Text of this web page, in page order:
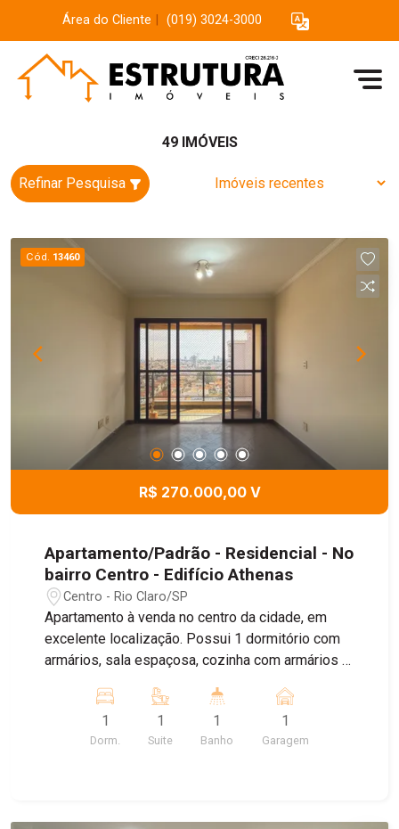
Área do Cliente (019) 3024-3000
49 IMÓVEIS
Refinar Pesquisa
Cód. 13460
R$ 270.000,00 V
Apartamento/Padrão - Residencial - No
bairro Centro - Edifício Athenas
Centro - Rio Claro/SP
Apartamento à venda no centro da cidade, em
excelente localização. Possui 1 dormitório com
armários, sala espaçosa, cozinha com armários e
quem busca praticidade, conforto e fácil acesso
ao comércio e serviços. Agende sua visita!
1
Dorm.
1
Suite
1
Banho
1
Garagem